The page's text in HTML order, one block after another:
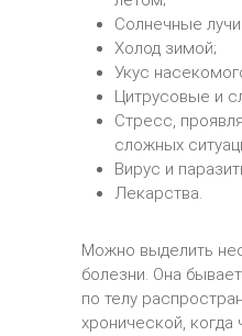
Солнечные
Холод зимой;
Укус
Цитрусовые и
Стресс,
сложных
Вирус и
Лекарства.
Можно выделить
болезни. Она
по телу
хронической, когда